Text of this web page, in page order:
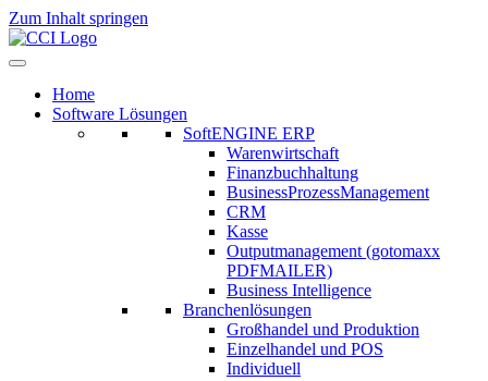
Zum Inhalt springen
Home
Software Lösungen
SoftENGINE ERP
Warenwirtschaft
Finanzbuchhaltung
BusinessProzessManagement
CRM
Kasse
Outputmanagement (gotomaxx
PDFMAILER)
Business Intelligence
Branchenlösungen
Großhandel und Produktion
Einzelhandel und POS
Individuell